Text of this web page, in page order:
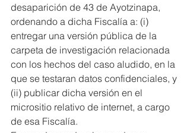
desaparición de 43 de Ayotzinapa,
ordenando a dicha Fiscalía a: (i)
entregar una versión pública de la
carpeta de investigación relacionada
con los hechos del caso aludido, en la
que se testaran datos confidenciales, y
(ii) publicar dicha versión en el
micrositio relativo de internet, a cargo
de esa Fiscalía.